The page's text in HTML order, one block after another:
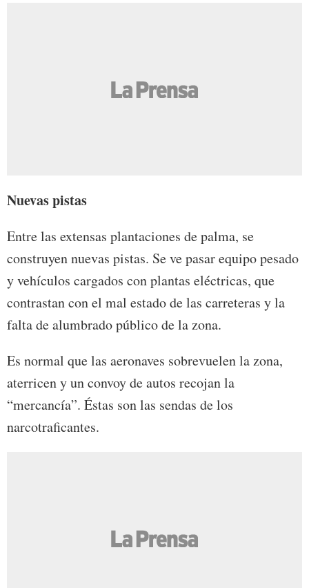
Nuevas pistas
Entre las extensas plantaciones de palma, se
construyen nuevas pistas. Se ve pasar equipo pesado
y vehículos cargados con plantas eléctricas, que
contrastan con el mal estado de las carreteras y la
falta de alumbrado público de la zona.
Es normal que las aeronaves sobrevuelen la zona,
aterricen y un convoy de autos recojan la
“mercancía”. Éstas son las sendas de los
narcotraficantes.